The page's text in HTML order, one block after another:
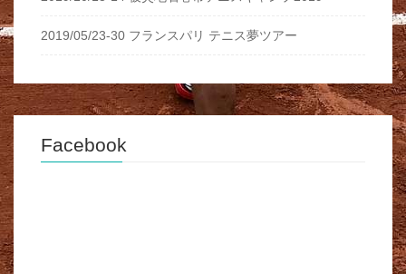
2019/05/23-30 フランスパリ テニス夢ツアー
Facebook